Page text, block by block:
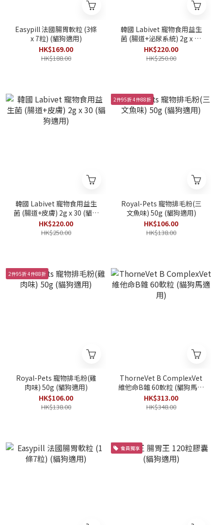
Easypill 法國腸胃軟粒 (3條
x 7粒) (貓狗適用)
HK$169.00
HK$188.00
韓國 Labivet 寵物食用益生
菌 (腸道+泌尿系統) 2g x 30
(貓狗適用)
HK$220.00
HK$250.00
韓國 Labivet 寵物食用益生
菌 (腸道+皮膚) 2g x 30 (貓狗
適用)
HK$220.00
HK$250.00
2件95折 4件88折
Royal-Pets 寵物排毛粉(三
文魚味) 50g (貓狗適用)
HK$106.00
HK$138.00
2件95折 4件88折
Royal-Pets 寵物排毛粉(雞
肉味) 50g (貓狗適用)
HK$106.00
HK$138.00
ThorneVet B ComplexVet
維他命B雜 60軟粒 (貓狗馬適
用)
HK$313.00
HK$348.00
會員獨享